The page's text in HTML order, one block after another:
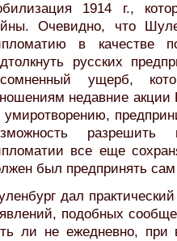
1914 г.,
Очевидно, что
в качестве
русских
ущерб,
недавние акции
умиротворению,
разрешить
все еще
был предпринять
дал
подобных
ли не ежедневно, при